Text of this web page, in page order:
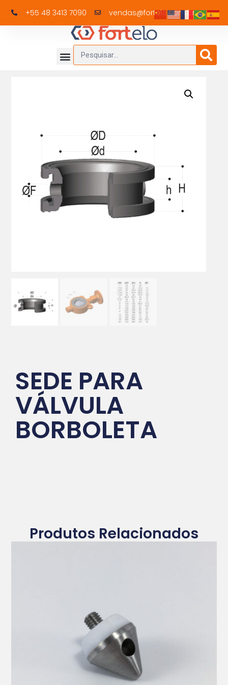
+55 48 3413 7090 vendas@fortelo.com.br
SEDE PARA
VÁLVULA
BORBOLETA
Produtos Relacionados